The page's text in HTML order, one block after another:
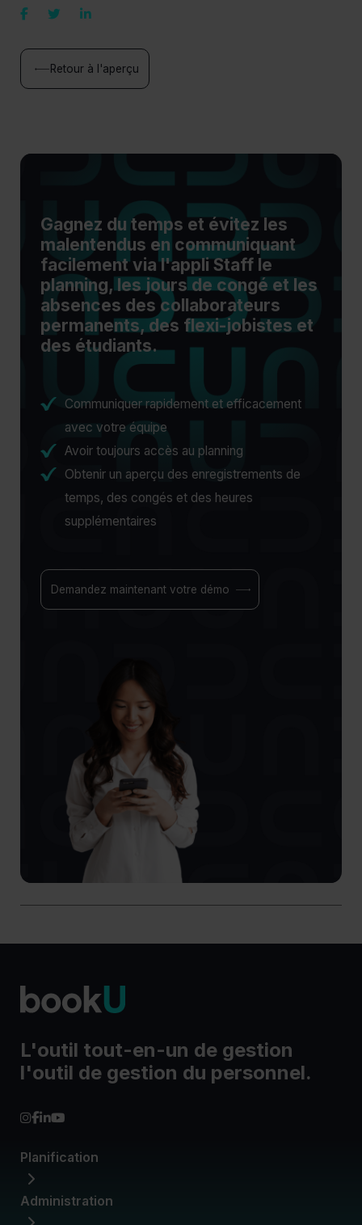
Retour à l'aperçu
Gagnez du temps et évitez les
malentendus en communiquant
facilement via l'appli Staff le
planning, les jours de congé et les
absences des collaborateurs
permanents, des flexi-jobistes et
des étudiants.
Communiquer rapidement et efficacement
avec votre équipe
Avoir toujours accès au planning
Obtenir un aperçu des enregistrements de
temps, des congés et des heures
supplémentaires
Demandez maintenant votre démo
L'outil tout-en-un de gestion
l'outil de gestion du personnel.
Planification
Horaires de travail
Disponibilités
Administration